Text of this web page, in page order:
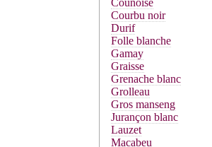
Counoise
Courbu noir
Durif
Folle blanche
Gamay
Graisse
Grenache blanc
Grolleau
Gros manseng
Jurançon blanc
Lauzet
Macabeu